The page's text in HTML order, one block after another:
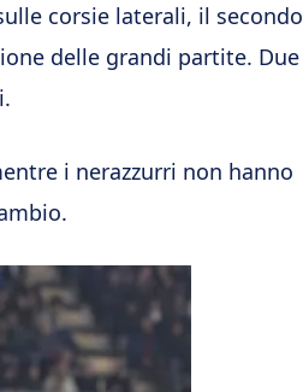
corsie laterali, il secondo
delle grandi partite. Due
i nerazzurri non hanno